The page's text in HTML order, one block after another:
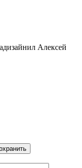
Алексей